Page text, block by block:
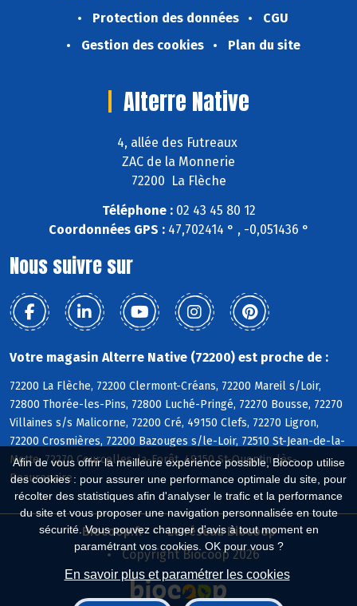
Afin de vous offrir la meilleure expérience possible, Biocoop utilise
des cookies : pour assurer une performance optimale du site, pour
récolter des statistiques afin d'analyser le trafic et la performance
du site et vous proposer une navigation personnalisée en toute
sécurité. Vous pouvez changer d'avis à tout moment en
paramétrant vos cookies. OK pour vous ?
En savoir plus et paramétrer les cookies
Protection des données
CGU
Gestion des cookies
Plan du site
Alterre Native
4, allée des Futreaux
ZAC de la Monnerie
72200 La Flèche
Téléphone :02 43 45 80 12
Coordonnées GPS :47,702414 ° , -0,051436 °
Nous suivre sur
Votre magasin Alterre Native (72200) est proche de :
72200 La Flèche, 72200 Clermont-Créans, 72200 Mareil s/Loir,
72800 Thorée-les-Pins, 72800 Luché-Pringé, 72270 Bousse, 72270
Villaines s/s Malicorne, 72200 Cré, 49150 Clefs, 72270 Ligron,
72200 Crosmières, 72200 Bazouges s/le-Loir, 72510 St-Jean-de-la-
Motte, 72270 Courcelles-la-Forêt, 49150 St-Quentin-lès-
Beaurepaire
Biocoop.fr
Le réseau Biocoop
Copyright Biocoop 2026